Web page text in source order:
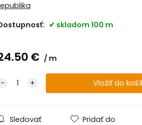
skladom 100 m
€ m
Sledovať
Pridať do